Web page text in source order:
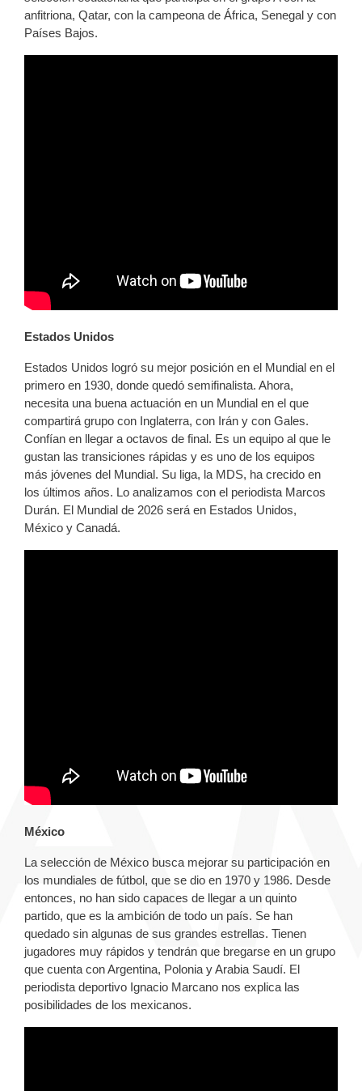
anfitriona, Qatar, con la campeona de África, Senegal y con
Países Bajos.
Estados Unidos
Estados Unidos logró su mejor posición en el Mundial en el
primero en 1930, donde quedó semifinalista. Ahora,
necesita una buena actuación en un Mundial en el que
compartirá grupo con Inglaterra, con Irán y con Gales.
Confían en llegar a octavos de final. Es un equipo al que le
gustan las transiciones rápidas y es uno de los equipos
más jóvenes del Mundial. Su liga, la MDS, ha crecido en
los últimos años. Lo analizamos con el periodista Marcos
Durán. El Mundial de 2026 será en Estados Unidos,
México y Canadá.
México
La selección de México busca mejorar su participación en
los mundiales de fútbol, que se dio en 1970 y 1986. Desde
entonces, no han sido capaces de llegar a un quinto
partido, que es la ambición de todo un país. Se han
quedado sin algunas de sus grandes estrellas. Tienen
jugadores muy rápidos y tendrán que bregarse en un grupo
que cuenta con Argentina, Polonia y Arabia Saudí. El
periodista deportivo Ignacio Marcano nos explica las
posibilidades de los mexicanos.